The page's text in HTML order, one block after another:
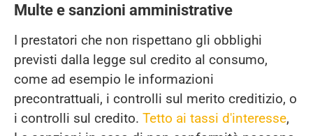
Multe e sanzioni amministrative
I prestatori che non rispettano gli obblighi
previsti dalla legge sul credito al consumo,
come ad esempio le informazioni
precontrattuali, i controlli sul merito creditizio, o
i controlli sul credito. Tetto ai tassi d'interesse,